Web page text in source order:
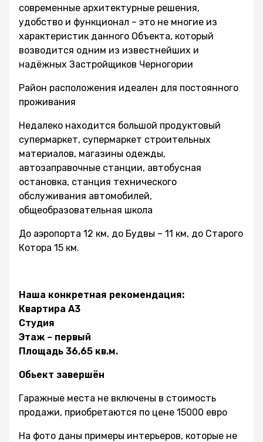
современные архитектурные решения,
удобство и функционал – это не многие из
характеристик данного Объекта, который
возводится одним из известнейших и
надёжных Застройщиков Черногории
Район расположения идеален для постоянного
проживания
Недалеко находится большой продуктовый
супермаркет, супермаркет строительных
материалов, магазины одежды,
автозаправочные станции, автобусная
остановка, станция технического
обслуживания автомобилей,
общеобразовательная школа
До аэропорта 12 км, до Будвы – 11 км, до Старого
Котора 15 км.
Наша конкретная рекомендация:
Квартира А3
Студия
Этаж – первый
Площадь 36,65 кв.м.
Обьект завершён
Гаражные места не включены в стоимость
продажи, приобретаются по цене 15000 евро
На фото даны примеры интерьеров, которые не